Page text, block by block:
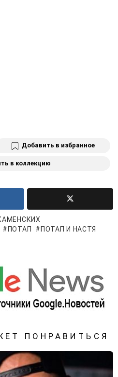
Добавить в избранное
в коллекцию
ПОТАП
ПОТАП И НАСТЯ
ПОНРАВИТЬСЯ